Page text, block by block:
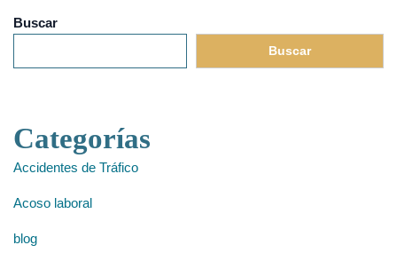
Buscar
Buscar
Categorías
Accidentes de Tráfico
Acoso laboral
blog